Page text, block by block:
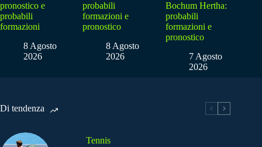
pronostico e
probabili
formazioni
8 Agosto
2026
probabili
formazioni e
pronostico
8 Agosto
2026
Bochum Hertha:
probabili
formazioni e
pronostico
7 Agosto
2026
Di tendenza
Tennis